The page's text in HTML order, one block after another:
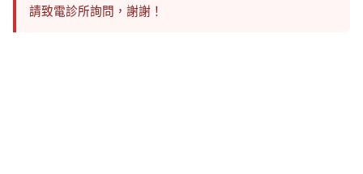
請致電診所詢問，謝謝！